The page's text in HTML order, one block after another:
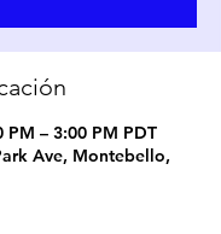
PM – 3:00 PM PDT
Ave, Montebello,